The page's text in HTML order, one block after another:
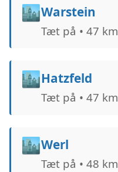
🏙️Warstein
Tæt på • 47 km
🏙️Hatzfeld
Tæt på • 47 km
🏙️Werl
Tæt på • 48 km